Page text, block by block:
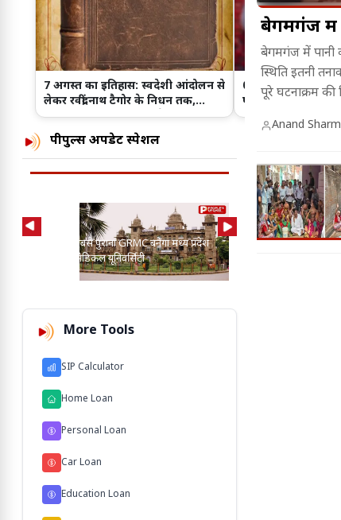
7 अगस्त का इतिहास: स्वदेशी आंदोलन से
लेकर रवींद्रनाथ टैगोर के निधन तक,
जानिए इस दिन हुईं प्रमुख ऐतिहासिक
घटनाएं।
07 अगस्त लव
पॉजिटिव जवाब,
आज नया मोड़
पीपुल्स अपडेट स्पेशल
प्रदेश का सबसे पुराना GRMC बनेगा मध्य प्रदेश
की पहली मेडिकल यूनिवर्सिटी
AI की मदद से 2-3
कुत्तों के बीच खोज
More Tools
SIP Calculator
Home Loan
Personal Loan
Car Loan
Education Loan
बेगमगंज में
बेगमगंज में पानी
स्थिति इतनी
पूरे घटनाक्रम
Anand